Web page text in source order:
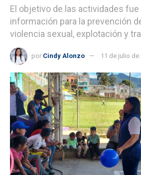
El objetivo de las actividades fue
información para la prevención
violencia sexual, explotación y
por Cindy Alonzo 11 de julio de